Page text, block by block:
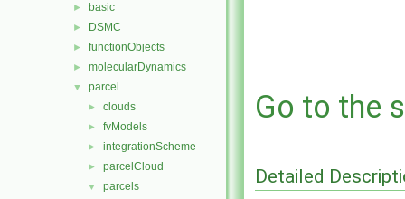
► basic
► DSMC
► functionObjects
► molecularDynamics
▼ parcel
► clouds
► fvModels
► integrationScheme
► parcelCloud
▼ parcels
Go to the
Detailed